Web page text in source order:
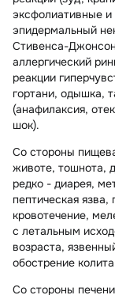
эксфолиативные и
эпидермальный
Стивенса-
аллергический
реакции
гортани, одышка,
(анафилаксия,
шок).
Со стороны
животе, тошнота,
редко - диарея,
пептическая
кровотечение,
с летальным
возраста,
обострение
Со стороны